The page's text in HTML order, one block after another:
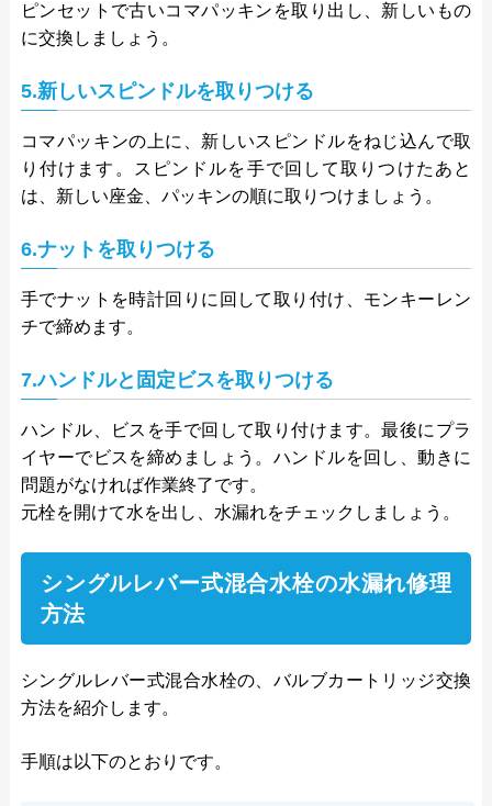
ピンセットで古いコマパッキンを取り出し、新しいもの
に交換しましょう。
5.新しいスピンドルを取りつける
コマパッキンの上に、新しいスピンドルをねじ込んで取
り付けます。スピンドルを手で回して取りつけたあと
は、新しい座金、パッキンの順に取りつけましょう。
6.ナットを取りつける
手でナットを時計回りに回して取り付け、モンキーレン
チで締めます。
7.ハンドルと固定ビスを取りつける
ハンドル、ビスを手で回して取り付けます。最後にプラ
イヤーでビスを締めましょう。ハンドルを回し、動きに
問題がなければ作業終了です。
元栓を開けて水を出し、水漏れをチェックしましょう。
シングルレバー式混合水栓の水漏れ修理
方法
シングルレバー式混合水栓の、バルブカートリッジ交換
方法を紹介します。
手順は以下のとおりです。